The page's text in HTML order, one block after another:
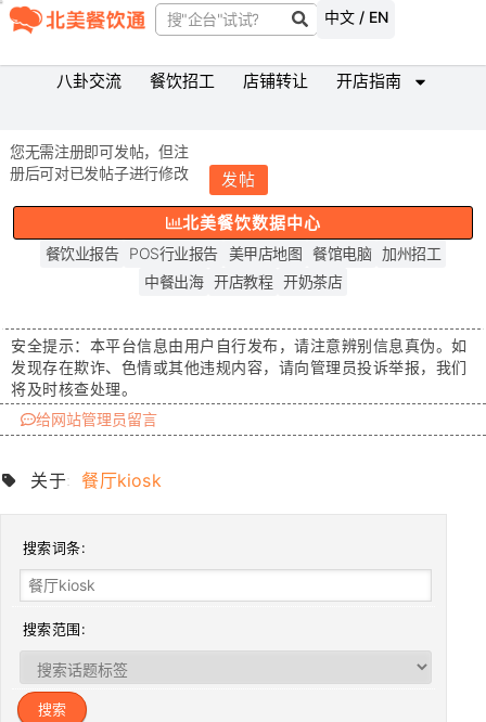
中文 / EN
八卦交流 餐饮招工 店铺转让 开店指南
您无需注册即可发帖，但注
册后可对已发帖子进行修改
发帖
北美餐饮数据中心
餐饮业报告 POS行业报告 美甲店地图 餐馆电脑
加州招工
中餐出海 开店教程 开奶茶店
安全提示： 本平台信息由用户自行发布，请注意辨别信息真伪。如
发现存在欺诈、色情或其他违规内容，请向管理员投诉举报，我们
将及时核查处理。
给网站管理员留言
关于: 餐厅kiosk
搜索词条:
搜索范围: